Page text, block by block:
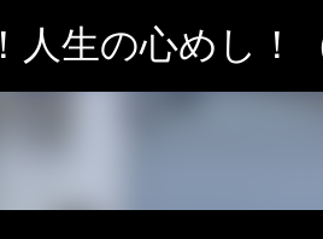
人生の心めし！